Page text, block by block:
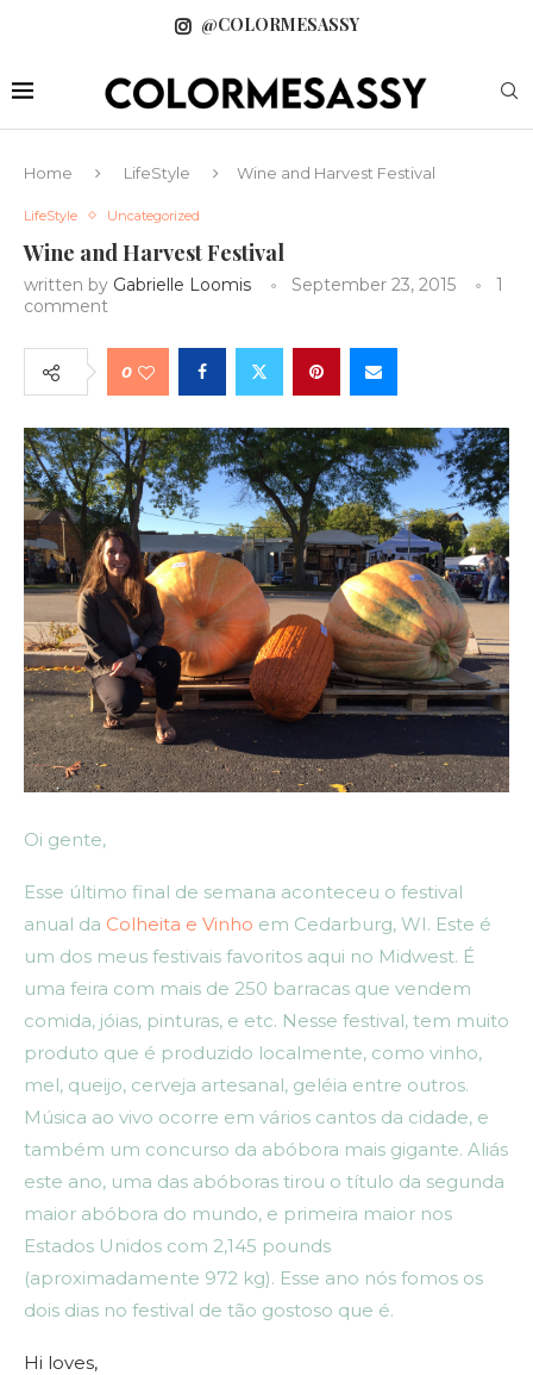
@COLORMESASSY
Home LifeStyle Wine and Harvest Festival
LifeStyle Uncategorized
Wine and Harvest Festival
written by Gabrielle Loomis September 23, 2015
1
comment
0
Oi gente,
Esse último final de semana aconteceu o festival
anual da Colheita e Vinho em Cedarburg, WI. Este é
um dos meus festivais favoritos aqui no Midwest. É
uma feira com mais de 250 barracas que vendem
comida, jóias, pinturas, e etc. Nesse festival, tem muito
produto que é produzido localmente, como vinho,
mel, queijo, cerveja artesanal, geléia entre outros.
Música ao vivo ocorre em vários cantos da cidade, e
também um concurso da abóbora mais gigante. Aliás
este ano, uma das abóboras tirou o título da segunda
maior abóbora do mundo, e primeira maior nos
Estados Unidos com 2,145 pounds
(aproximadamente 972 kg). Esse ano nós fomos os
dois dias no festival de tão gostoso que é.
Hi loves,